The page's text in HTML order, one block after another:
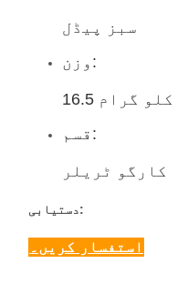
سبز پیڈل
وزن:
16.5 کلو گرام
قسم:
کارگو ٹریلر
دستیابی:
استفسار کریں۔